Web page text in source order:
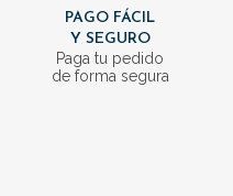
PAGO FÁCIL
Y SEGURO
Paga tu pedido
de forma segura